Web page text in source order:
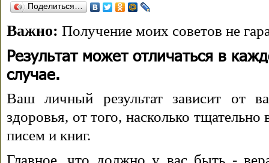
Поделиться…
Важно: Получение моих советов не
Результат может отличаться в
случае.
Ваш личный результат зависит от
здоровья, от того, насколько
писем и книг.
Главное, что должно у вас быть -